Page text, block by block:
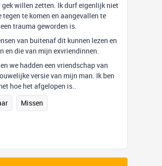
willen zetten. Ik durf eigenlijk niet
te komen en aangevallen te
trauma geworden is.
van buitenaf dit kunnen lezen en
en die van mijn exvriendinnen.
we hadden een vriendschap van
versie van mijn man. Ik ben
hoe het afgelopen is..
Missen